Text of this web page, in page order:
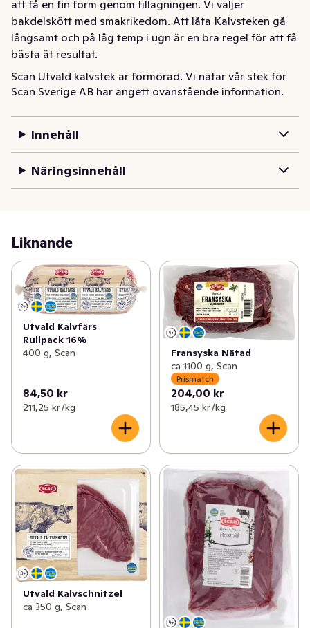
att få en fin form genom tillagningen. Vi väljer
bakdelskött med smakrikedom. Att låta Kalvsteken gå
långsamt och på låg temp i ugn är en bra regel för att få
bästa ät resultat.
Scan Utvald kalvstek är förmörad. Vi nätar vår stek för
att få en fin form genom tillagningen. Vi väljer
är en bra regel för att få bästa ät resultat.
Scan Sverige AB har angett ovanstående information.
Innehåll
Näringsinnehåll
Liknande
Utvald Kalvfärs
Rullpack 16%
400 g, Scan
84,50 kr
211,25 kr /kg
Fransyska Nätad
ca 1100 g, Scan
Prismatch
204,00 kr
185,45 kr /kg
Utvald Kalvschnitzel
ca 350 g, Scan